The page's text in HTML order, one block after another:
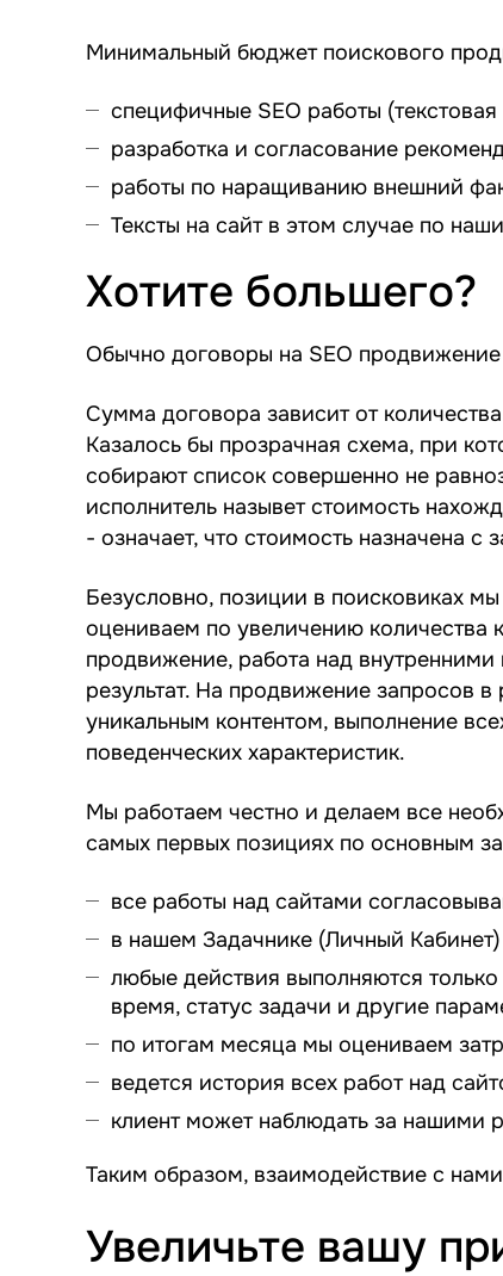
Минимальный бюджет поискового
специфичные SEO работы
разработка и согласование
работы по наращиванию внешний
Тексты на сайт в этом случае по
Хотите большего?
Обычно договоры на SEO
Сумма договора зависит от
Казалось бы прозрачная схема, при
собирают список совершенно не
исполнитель назывет стоимость
- означает, что стоимость назначена с
Безусловно, позиции в поисковиках
оцениваем по увеличению количества
продвижение, работа над
результат. На продвижение запросов
уникальным контентом, выполнение
поведенческих характеристик.
Мы работаем честно и делаем все
самых первых позициях по основным
все работы над сайтами
в нашем Задачнике (Личный
любые действия выполняются
время, статус задачи и другие
по итогам месяца мы оцениваем
ведется история всех работ над
клиент может наблюдать за нашими
Таким образом, взаимодействие с нами
Увеличьте вашу